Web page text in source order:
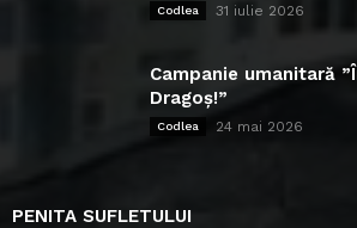
Codlea 31 iulie 2026
Campanie umanitară
Dragoș!”
Codlea 24 mai 2026
PENITA SUFLETULUI